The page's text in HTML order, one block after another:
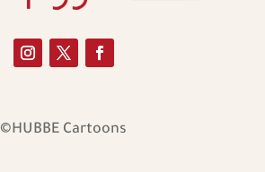
©HUBBE Cartoons